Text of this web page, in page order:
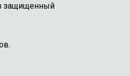
защищенный